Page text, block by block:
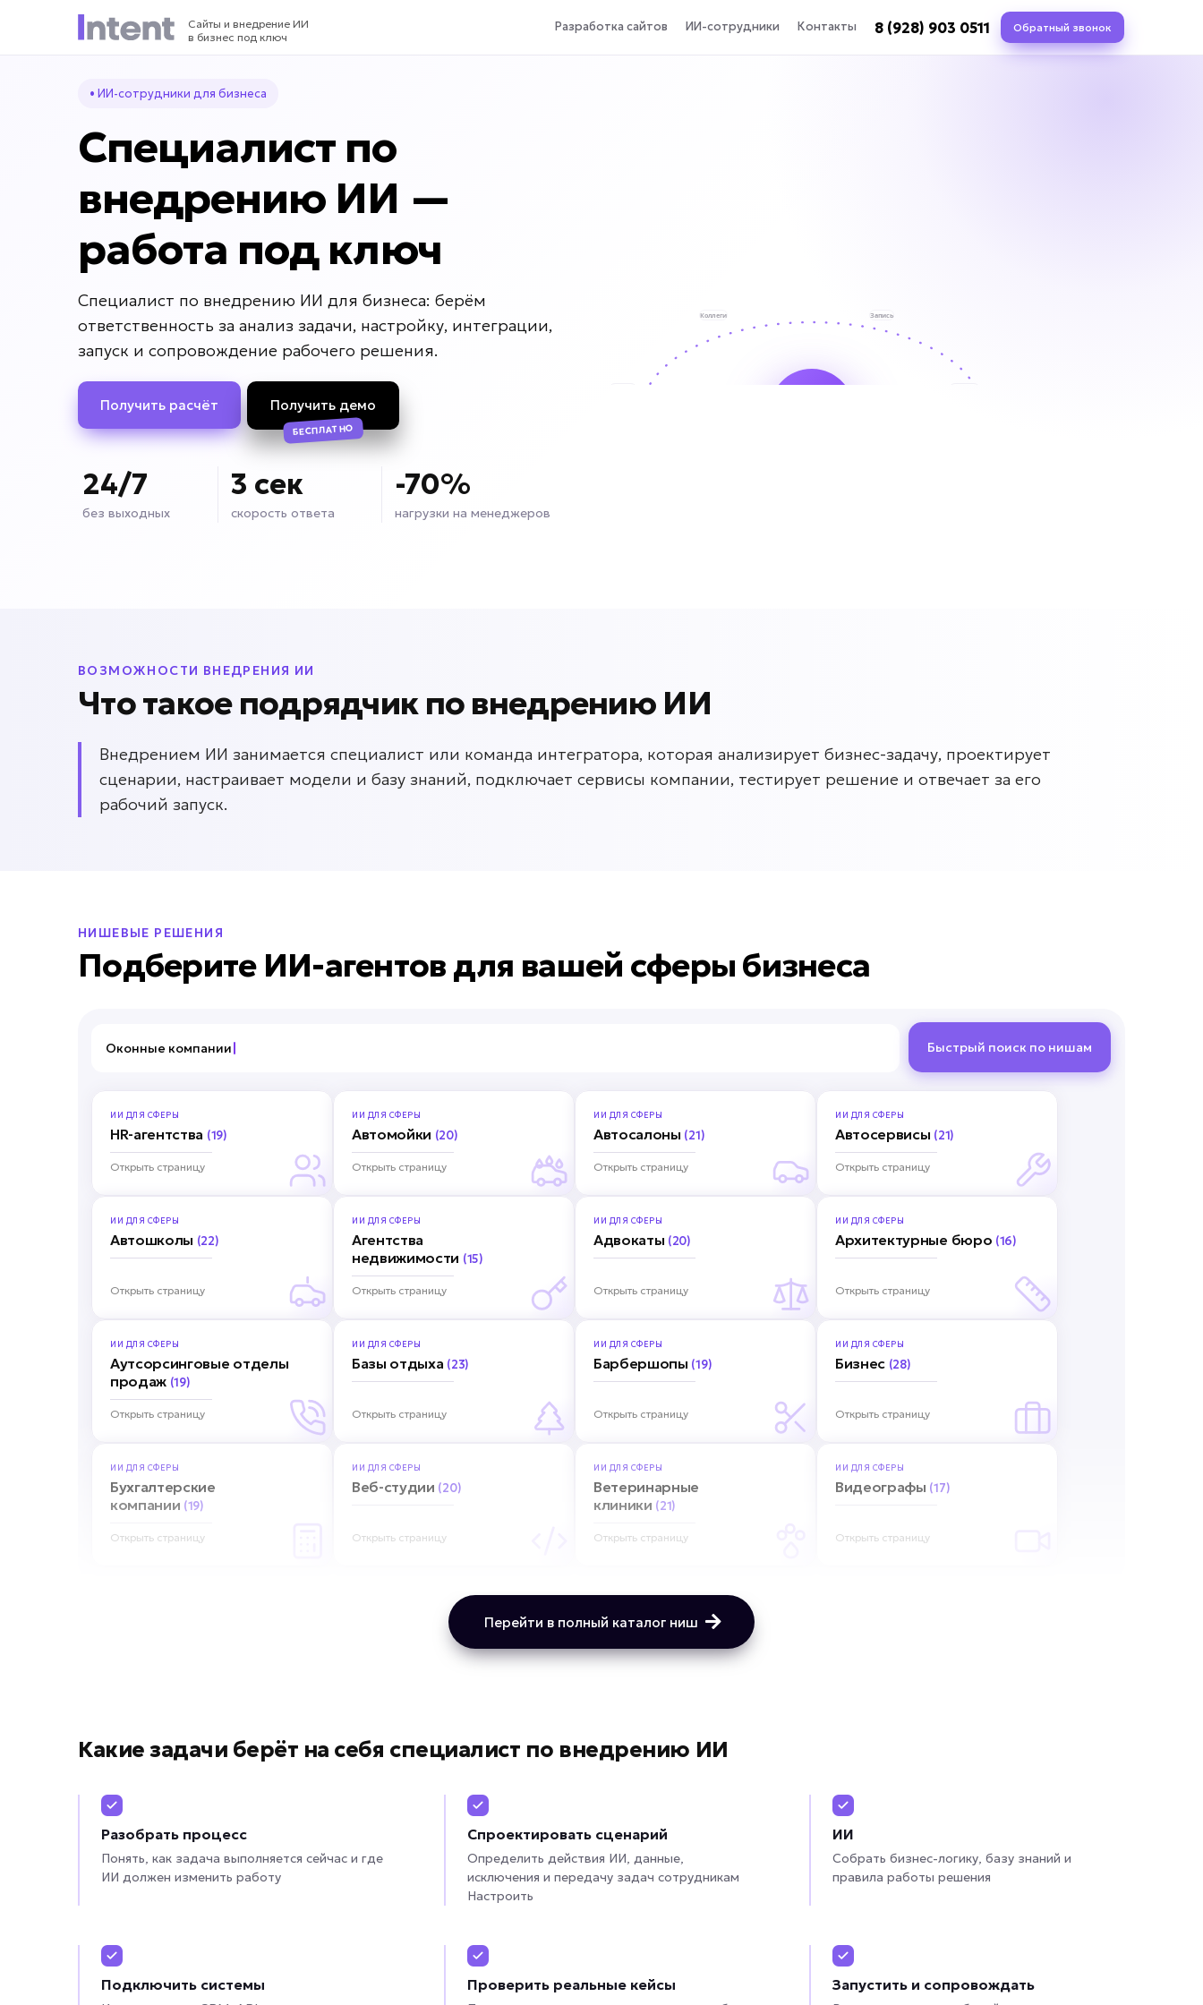
Сайты и внедрение ИИ
в бизнес под ключ
Разработка сайтов ИИ-сотрудники Контакты 8 (928) 903 0511 Обратный звонок
• ИИ-сотрудники для бизнеса
Специалист по
внедрению ИИ —
работа под ключ
Специалист по внедрению ИИ для бизнеса: берём
ответственность за анализ задачи, настройку, интеграции,
запуск и сопровождение рабочего решения.
Получить расчёт Получить демо
БЕСПЛАТНО
24/7
без выходных
3 сек
скорость ответа
-70%
нагрузки на менеджеров
ВОЗМОЖНОСТИ ВНЕДРЕНИЯ ИИ
Что такое подрядчик по внедрению ИИ
Внедрением ИИ занимается специалист или команда интегратора, которая анализирует бизнес-задачу, проектирует
сценарии, настраивает модели и базу знаний, подключает сервисы компании, тестирует решение и отвечает за его
рабочий запуск.
НИШЕВЫЕ РЕШЕНИЯ
Подберите ИИ-агентов для вашей сферы бизнеса
Оконные компании Быстрый поиск по нишам
ИИ ДЛЯ СФЕРЫ
HR-агентства (19)
Открыть страницу
ИИ ДЛЯ СФЕРЫ
Автомойки (20)
Открыть страницу
ИИ ДЛЯ СФЕРЫ
Автосалоны (21)
Открыть страницу
ИИ ДЛЯ СФЕРЫ
Автосервисы (21)
Открыть страницу
ИИ ДЛЯ СФЕРЫ
Автошколы (22)
Открыть страницу
ИИ ДЛЯ СФЕРЫ
Агентства
недвижимости (15)
Открыть страницу
ИИ ДЛЯ СФЕРЫ
Адвокаты (20)
Открыть страницу
ИИ ДЛЯ СФЕРЫ
Архитектурные бюро (16)
Открыть страницу
ИИ ДЛЯ СФЕРЫ
Аутсорсинговые отделы
продаж (19)
Открыть страницу
ИИ ДЛЯ СФЕРЫ
Базы отдыха (23)
Открыть страницу
ИИ ДЛЯ СФЕРЫ
Барбершопы (19)
Открыть страницу
ИИ ДЛЯ СФЕРЫ
Бизнес (28)
Открыть страницу
ИИ ДЛЯ СФЕРЫ
Бухгалтерские
компании (19)
Открыть страницу
ИИ ДЛЯ СФЕРЫ
Веб-студии (20)
Открыть страницу
ИИ ДЛЯ СФЕРЫ
Ветеринарные
клиники (21)
Открыть страницу
ИИ ДЛЯ СФЕРЫ
Видеографы (17)
Открыть страницу
Перейти в полный каталог ниш
Какие задачи берёт на себя специалист по внедрению ИИ
Разобрать процесс
Понять, как задача выполняется сейчас и где
ИИ должен изменить работу
Спроектировать сценарий
Определить действия ИИ, данные,
исключения и передачу задач сотрудникам
Настроить
ИИ
Собрать бизнес-логику, базу знаний и
правила работы решения
Подключить системы Проверить реальные кейсы Запустить и сопровождать